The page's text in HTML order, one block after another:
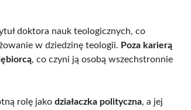
doktora nauk teologicznych, co
w dziedzinę teologii. Poza karierą
, co czyni ją osobą wszechstronnie
rolę jakodziałaczka polityczna, a jej